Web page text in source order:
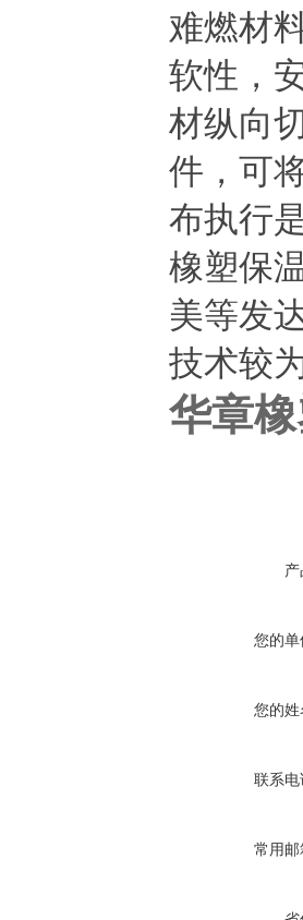
难燃材
软性，
材纵向
件，可
布执行
橡塑保
美等发
技术较
华章
您的单
您的姓
联系电
常用邮